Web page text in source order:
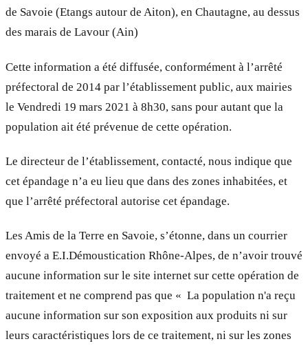
de Savoie (Etangs autour de Aiton), en Chautagne, au dessus
des marais de Lavour (Ain)
Cette information a été diffusée, conformément à l’arrêté
préfectoral de 2014 par l’établissement public, aux mairies
le Vendredi 19 mars 2021 à 8h30, sans pour autant que la
population ait été prévenue de cette opération.
Le directeur de l’établissement, contacté, nous indique que
cet épandage n’a eu lieu que dans des zones inhabitées, et
que l’arrêté préfectoral autorise cet épandage.
Les Amis de la Terre en Savoie, s’étonne, dans un courrier
envoyé a E.I.Démoustication Rhône-Alpes, de n’avoir trouvé
aucune information sur le site internet sur cette opération de
traitement et ne comprend pas que « La population n'a reçu
aucune information sur son exposition aux produits ni sur
leurs caractéristiques lors de ce traitement, ni sur les zones